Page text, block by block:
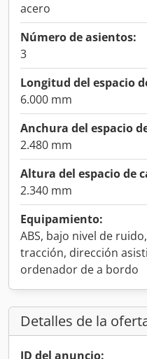
acero
Número de asientos:
3
Longitud del espacio
6.000 mm
Anchura del espacio
2.480 mm
Altura del espacio de
2.340 mm
Equipamiento:
ABS, bajo nivel de
tracción, dirección
ordenador de a bordo
Detalles de la
ID del anuncio: